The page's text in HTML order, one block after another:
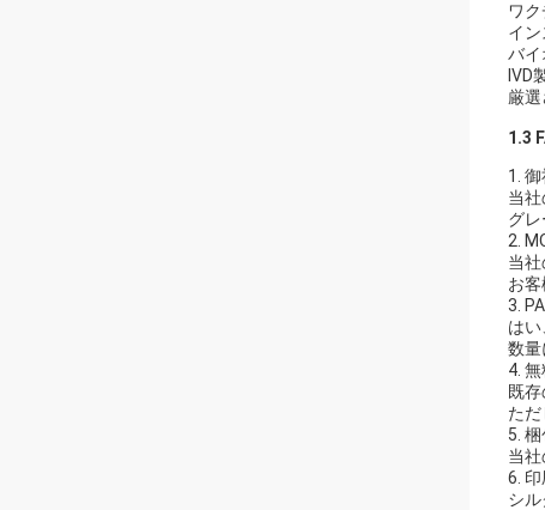
ワ
イ
バイ
IVD
厳
1.3
1.
当
グ
2.
当
お
3.
はい
数量
4.
既
ただ
5.
当
6.
シ